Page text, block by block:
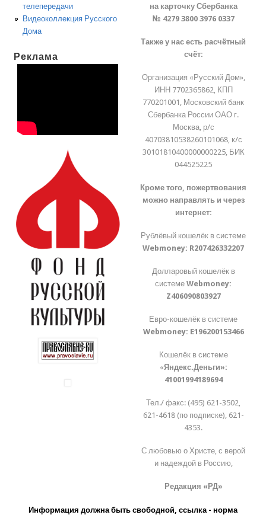
телепередачи
Видеоколлекция Русского
Дома
Реклама
на карточку Сбербанка
№ 4279 3800 3976 0337
Также у нас есть расчётный
счёт:
Организация «Русский Дом»,
ИНН 7702365862, КПП
770201001, Московский банк
Сбербанка России ОАО г.
Москва, р/с
40703810538260101068, к/с
30101810400000000225, БИК
044525225
Кроме того, пожертвования
можно направлять и через
интернет:
Рублёвый кошелёк в системе
Webmoney: R207426332207
Долларовый кошелёк в
системеWebmoney:
Z406090803927
Евро-кошелёк в системе
Webmoney: E196200153466
Кошелёк в системе
«Яндекс.Деньги»:
41001994189694
Тел./ факс: (495) 621-3502,
621-4618 (по подписке), 621-
4353.
С любовью о Христе, с верой
и надеждой в Россию,
Редакция «РД»
Информация должна быть свободной, ссылка - норма